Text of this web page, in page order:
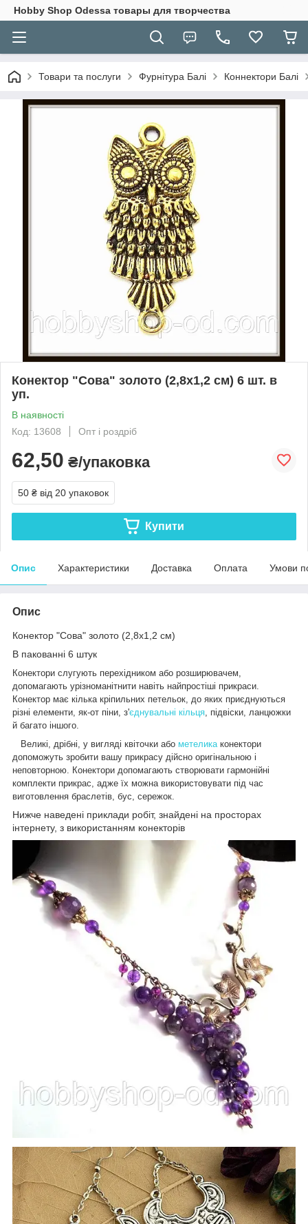
Hobbу Shop Odessa товары для творчества
Товари та послуги Фурнітура Балі Коннектори Балі
Конектор "Сова" золото (2,8х1,2 см) 6 шт. в
уп.
В наявності
Код: 13608
Опт і роздріб
62,50 ₴/упаковка
50 ₴ від 20 упаковок
Купити
Опис Характеристики Доставка Оплата Умови
Опис
Конектор "Сова" золото (2,8х1,2 см)
В пакованні 6 штук
Конектори слугують перехідником або розширювачем,
допомагають урізноманітнити навіть найпростіші прикраси.
Конектор має кілька кріпильних петельок, до яких приєднуються
різні елементи, як-от піни, з'єднувальні кільця , підвіски, ланцюжки
й багато іншого.
Великі, дрібні, у вигляді квіточки або метелика конектори
допоможуть зробити вашу прикрасу дійсно оригінальною і
неповторною. Конектори допомагають створювати гармонійні
комплекти прикрас, адже їх можна використовувати під час
виготовлення браслетів, бус, сережок.
Нижче наведені приклади робіт, знайдені на просторах
інтернету, з використанням конекторів